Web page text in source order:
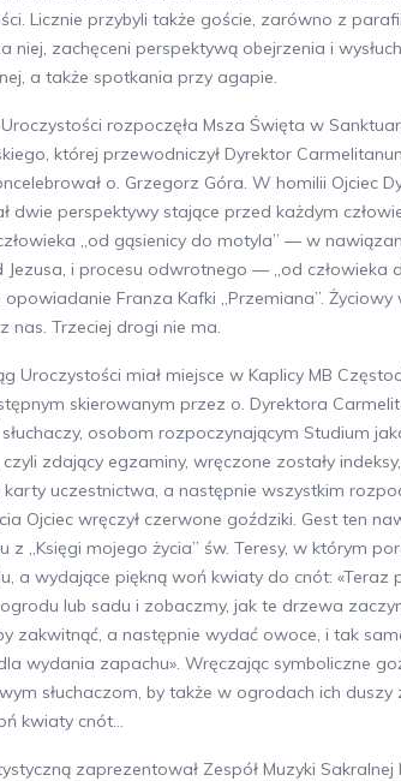
Licznie przybyli także goście, zarówno z
niej, zachęceni perspektywą obejrzenia i
a także spotkania przy agapie.
rozpoczęła Msza Święta w
której przewodniczył Dyrektor
o. Grzegorz Góra. W homilii Ojciec
dwie perspektywy stające przed każdym
„od gąsienicy do motyla” — w
Jezusa, i procesu odwrotnego — „od człowieka
Franza Kafki „Przemiana”. Życiowy
nas. Trzeciej drogi nie ma.
Uroczystości miał miejsce w Kaplicy MB
skierowanym przez o. Dyrektora
słuchaczy, osobom rozpoczynającym Studium
zdający egzaminy, wręczone zostały
uczestnictwa, a następnie wszystkim
Ojciec wręczył czerwone goździki. Gest ten
z „Księgi mojego życia” św. Teresy, w którym
a wydające piękną woń kwiaty do cnót: «Teraz
lub sadu i zobaczmy, jak te drzewa
zakwitnąć, a następnie wydać owoce, i tak
wydania zapachu». Wręczając symboliczne
słuchaczom, by także w ogrodach ich duszy
kwiaty cnót…
zaprezentował Zespół Muzyki Sakralnej